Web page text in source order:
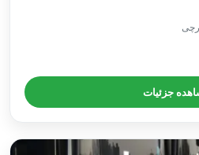
جزئیات